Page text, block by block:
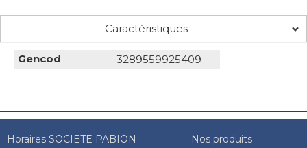
Caractéristiques
Gencod 3289559925409
Horaires SOCIETE PABION
Nos produits